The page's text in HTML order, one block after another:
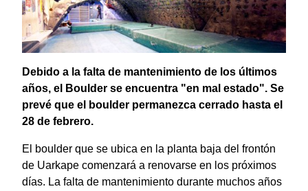
Debido a la falta de mantenimiento de los últimos
años, el Boulder se encuentra "en mal estado". Se
prevé que el boulder permanezca cerrado hasta el
28 de febrero.
El boulder que se ubica en la planta baja del frontón
de Uarkape comenzará a renovarse en los próximos
días. La falta de mantenimiento durante muchos años